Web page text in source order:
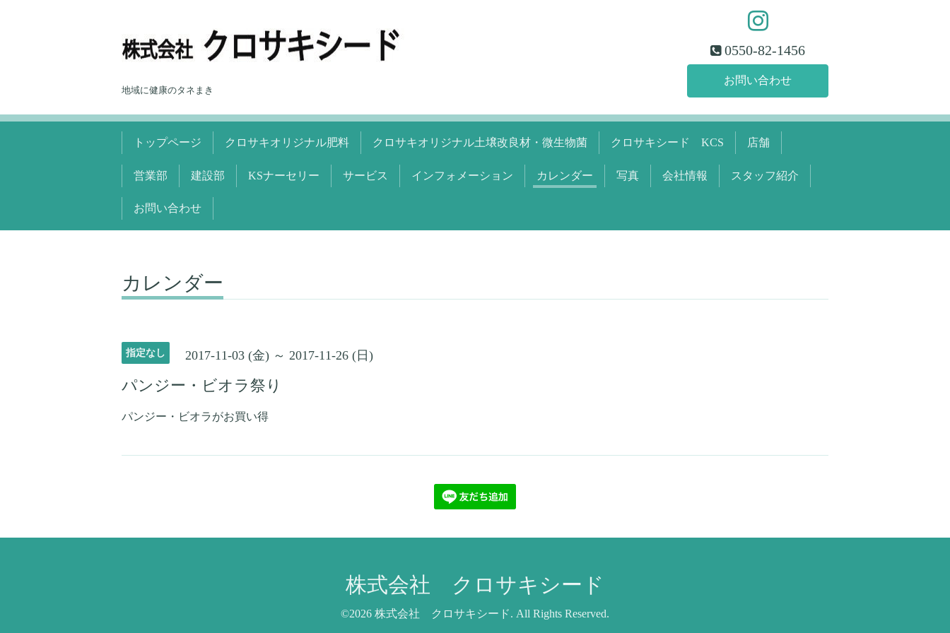
地域に健康のタネまき
0550-82-1456
お問い合わせ
トップページ クロサキオリジナル肥料 クロサキオリジナル土壌改良材・微生物菌 クロサキシード KCS 店舗
営業部 建設部 KSナーセリー サービス インフォメーション カレンダー 写真 会社情報 スタッフ紹介
お問い合わせ
カレンダー
指定なし 2017-11-03 (金) ～ 2017-11-26 (日)
パンジー・ビオラ祭り
パンジー・ビオラがお買い得
株式会社 クロサキシード
©2026 株式会社 クロサキシード. All Rights Reserved.